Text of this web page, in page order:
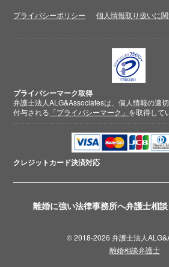
離婚に強い法律事務所へ弁護士相
プライバシーポリシー 個人情報取り扱いに
プライバシーマーク取得
弁護士法人ALG&Associatesは、個人情報の適
付与される 「プライバシーマーク」 を取得して
クレジットカード決済対応
© 2018-2026 弁護士法人
離婚相談弁護士